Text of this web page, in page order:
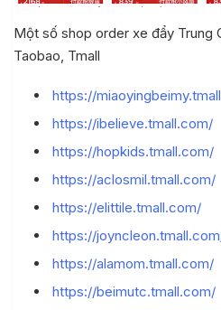
nạp tiền ví Alipay
hàng
Một số shop order xe đẩy Trung
Taobao, Tmall
https://
https://ibelieve.tmall.com/
https://hopkids.tmall.com/
https://aclosmil.tmall.com/
https://elittile.tmall.com/
https://
https://alamom.tmall.com/
https://beimutc.tmall.com/